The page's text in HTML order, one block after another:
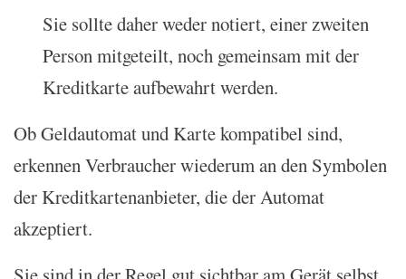
Sie sollte daher weder notiert, einer zweiten
Person mitgeteilt, noch gemeinsam mit der
Kreditkarte aufbewahrt werden.
Ob Geldautomat und Karte kompatibel sind,
erkennen Verbraucher wiederum an den Symbolen
der Kreditkartenanbieter, die der Automat
akzeptiert.